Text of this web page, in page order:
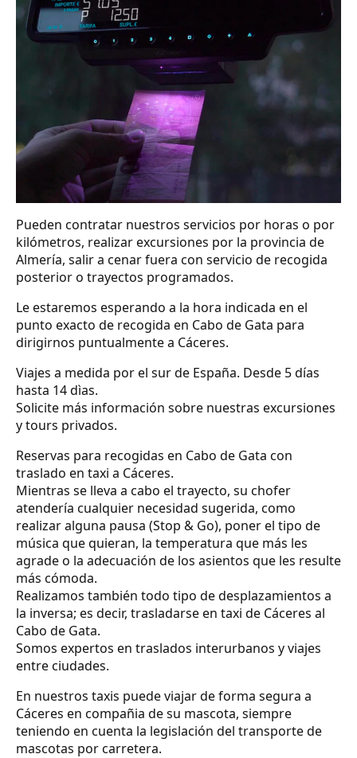
Pueden contratar nuestros servicios por horas o por
kilómetros, realizar excursiones por la provincia de
Almería, salir a cenar fuera con servicio de recogida
posterior o trayectos programados.
Le estaremos esperando a la hora indicada en el
punto exacto de recogida en Cabo de Gata para
dirigirnos puntualmente a Cáceres.
Viajes a medida por el sur de España. Desde 5 días
hasta 14 dìas.
Solicite más información sobre nuestras excursiones
y tours privados.
Reservas para recogidas en Cabo de Gata con
traslado en taxi a Cáceres.
Mientras se lleva a cabo el trayecto, su chofer
atendería cualquier necesidad sugerida, como
realizar alguna pausa (Stop & Go), poner el tipo de
música que quieran, la temperatura que más les
agrade o la adecuación de los asientos que les resulte
más cómoda.
Realizamos también todo tipo de desplazamientos a
la inversa; es decir, trasladarse en taxi de Cáceres al
Cabo de Gata.
Somos expertos en traslados interurbanos y viajes
entre ciudades.
En nuestros taxis puede viajar de forma segura a
Cáceres en compañia de su mascota, siempre
teniendo en cuenta la legislación del transporte de
mascotas por carretera.